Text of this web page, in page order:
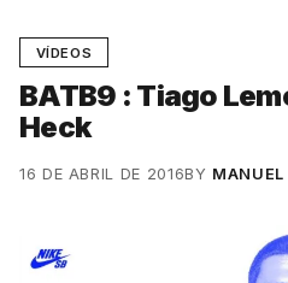
VÍDEOS
BATB9 : Tiago
Heck
16 DE ABRIL DE 2016BY MANUEL